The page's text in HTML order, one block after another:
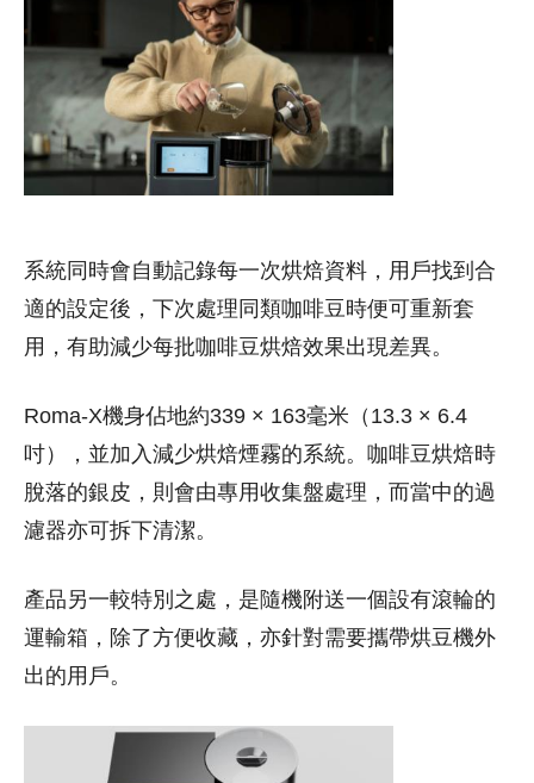
系統同時會自動記錄每一次烘焙資料，用戶找到合
適的設定後，下次處理同類咖啡豆時便可重新套
用，有助減少每批咖啡豆烘焙效果出現差異。
Roma-X機身佔地約339 × 163毫米（13.3 × 6.4
吋），並加入減少烘焙煙霧的系統。咖啡豆烘焙時
脫落的銀皮，則會由專用收集盤處理，而當中的過
濾器亦可拆下清潔。
產品另一較特別之處，是隨機附送一個設有滾輪的
運輸箱，除了方便收藏，亦針對需要攜帶烘豆機外
出的用戶。